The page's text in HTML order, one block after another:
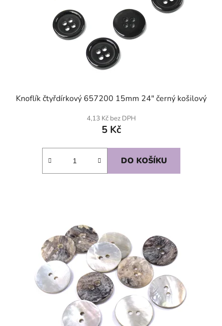
Knoflík čtyřdírkový 657200 15mm 24" černý košilový
4,13 Kč bez DPH
5 Kč
DO KOŠÍKU